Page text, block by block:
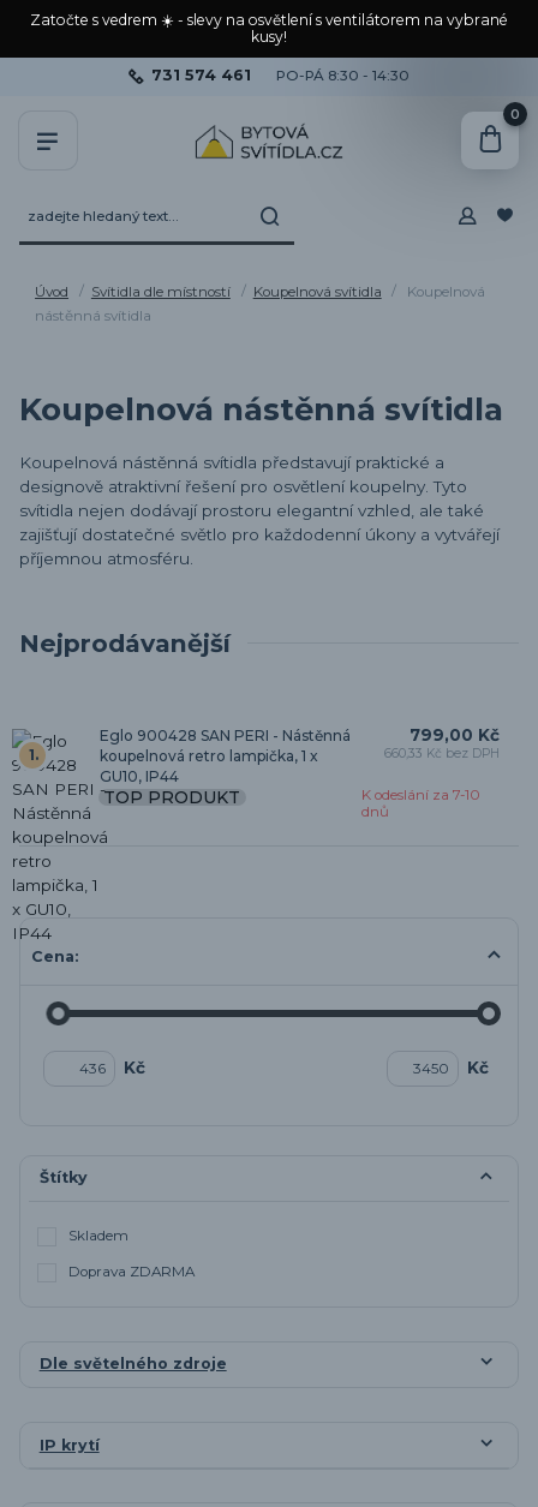
Zatočte s vedrem ☀️ - slevy na osvětlení s ventilátorem na vybrané
kusy!
731 574 461 PO-PÁ 8:30 - 14:30
0
Úvod Svítidla dle místností Koupelnová svítidla
Koupelnová
nástěnná svítidla
Koupelnová nástěnná svítidla
Koupelnová nástěnná svítidla představují praktické a
designově atraktivní řešení pro osvětlení koupelny. Tyto
svítidla nejen dodávají prostoru elegantní vzhled, ale také
zajišťují dostatečné světlo pro každodenní úkony a vytvářejí
příjemnou atmosféru.
Nejprodávanější
1.
Eglo 900428 SAN PERI - Nástěnná
koupelnová retro lampička, 1 x
GU10, IP44
K odeslání za 7-10
dnů
TOP PRODUKT
799,00 Kč
660,33 Kč bez DPH
Cena:
Kč Kč
Štítky
Skladem
Doprava ZDARMA
Dle světelného zdroje
IP krytí